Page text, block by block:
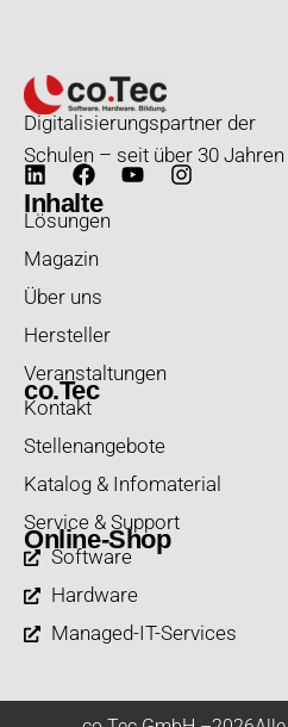
Digitalisierungspartner der
Schulen – seit über 30 Jahren
Inhalte
Lösungen
Magazin
Über uns
Hersteller
Veranstaltungen
co.Tec
Kontakt
Stellenangebote
Katalog & Infomaterial
Service & Support
Online-Shop
Software
Hardware
Managed-IT-Services